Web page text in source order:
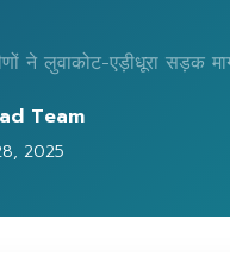
ने लुवाकोट-एड़ीधूरा सड़क
Team
2025